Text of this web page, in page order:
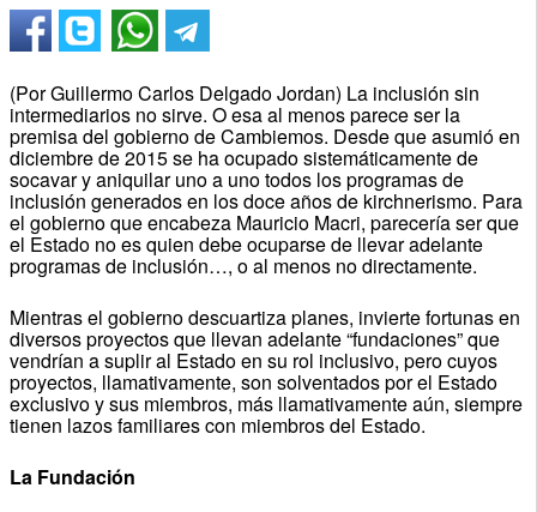
(Por Guillermo Carlos Delgado Jordan) La inclusión sin
intermediarios no sirve. O esa al menos parece ser la
premisa del gobierno de Cambiemos. Desde que asumió en
diciembre de 2015 se ha ocupado sistemáticamente de
socavar y aniquilar uno a uno todos los programas de
inclusión generados en los doce años de kirchnerismo. Para
el gobierno que encabeza Mauricio Macri, parecería ser que
el Estado no es quien debe ocuparse de llevar adelante
programas de inclusión…, o al menos no directamente.
Mientras el gobierno descuartiza planes, invierte fortunas en
diversos proyectos que llevan adelante “fundaciones” que
vendrían a suplir al Estado en su rol inclusivo, pero cuyos
proyectos, llamativamente, son solventados por el Estado
exclusivo y sus miembros, más llamativamente aún, siempre
tienen lazos familiares con miembros del Estado.
La Fundación